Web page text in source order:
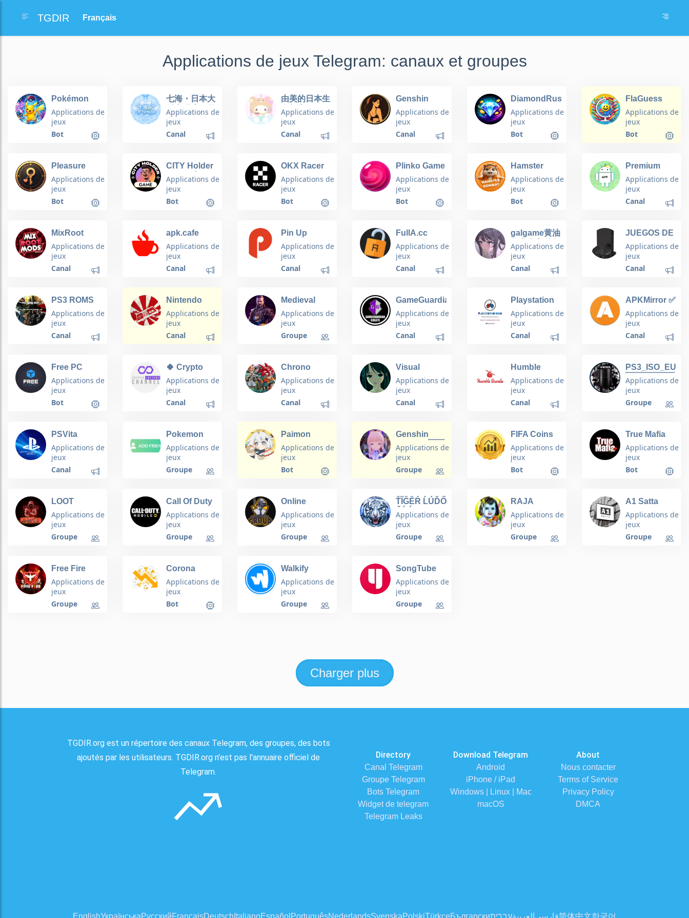
TGDIR
Applications de jeux Telegram: canaux et groupes
Pokémon
Raid Boss
Counter Bot
Applications de
jeux
Bot
七海・日本大
阪出張店｜外
送茶・泡泡
浴・上門服
務・女優
Applications de
jeux
Canal
由美的日本生
存報告
≽^•⩊•^≼
Applications de
jeux
Canal
Genshin
Impact Porn
Polska |
Polskie | Gry
Applications de
jeux
Canal
DiamondRush
Applications de
jeux
Bot
FlaGuess
Bot
Applications de
jeux
Bot
Pleasure
Quest 🗝️
Applications de
jeux
Bot
CITY Holder
Game 🏠
Applications de
jeux
Bot
OKX Racer
Applications de
jeux
Bot
Plinko Game
Online
Applications de
jeux
Bot
Hamster
Kombat
Applications de
jeux
Bot
Premium
App Mods
Applications de
jeux
Canal
MixRoot
Mods
Applications de
jeux
Canal
apk.cafe
Applications de
jeux
Canal
Pin Up
casino en
linea
Applications de
jeux
Canal
FullA.cc
Applications de
jeux
Canal
galgame黄油
分享中心(免
费黄油)
Applications de
jeux
Canal
JUEGOS DE
PS2 PARA
PS3 EN PKG
📦
Applications de
jeux
Canal
PS3 ROMS
CITY
Applications de
jeux
Canal
Nintendo
Gamers
Latino
Applications de
jeux
Canal
Medieval
Empires
Applications de
jeux
Groupe
GameGuardian
Cheats
Applications de
jeux
Canal
Playstation
India | Acc,
Games, Plus
Applications de
jeux
Canal
APKMirror ✅
Applications de
jeux
Canal
Free PC
Games Bot
Applications de
jeux
Bot
🍀 Crypto
Lottery
Channel 🍀
Applications de
jeux
Canal
Chrono
Trigger
Applications de
jeux
Canal
Visual
Novels in
English 🔞
Applications de
jeux
Canal
Humble
Bundle:
support
charity and
save on
ebooks,
software and
more
Applications de
jeux
Canal
🇪🇺🇪🇺🇪🇺
Applications de
jeux
Groupe
PSVita
ROMS -
VitaLovers-
Applications de
jeux
Canal
Pokemon
GO Friends
Applications de
jeux
Groupe
Paimon
Applications de
jeux
Bot
Genshin
Impact | 🇮🇩
Applications de
jeux
Groupe
FIFA Coins
Rate
Applications de
jeux
Bot
True Mafia
Applications de
jeux
Bot
LOOT
MARTS
Applications de
jeux
Groupe
Call Of Duty
Mobile
Applications de
jeux
Groupe
Online
Earning
Group
Applications de
jeux
Groupe
ŤĨĞĔŔ ĹÚĎŐ
ČĹÚß
Applications de
jeux
Groupe
RAJA
ONLINE
SATTA 10 Ka
1000
Applications de
jeux
Groupe
A1 Satta
Matka King
10 Ke 950
Applications de
jeux
Groupe
Free Fire
diamonds
Applications de
jeux
Groupe
Corona
Prediction
Game
Applications de
jeux
Bot
Walkify
App‍♂️
Applications de
jeux
Groupe
SongTube
Applications de
jeux
Groupe
Charger plus
TGDIR.org est un répertoire des canaux Telegram, des groupes, des bots
ajoutés par les utilisateurs. TGDIR.org n'est pas l'annuaire officiel de
Telegram.
Directory
Canal Telegram
Groupe Telegram
Bots Telegram
Widget de telegram
Telegram Leaks
Download Telegram
Android
iPhone / iPad
Windows | Linux | Mac
macOS
About
Nous contacter
Terms of Service
Privacy Policy
DMCA
EnglishУкраїнськаРусскийFrançaisDeutsch ItalianoEspañol PortuguêsNederlandsSvenskaPolskiTürkçeБългарскиעבריתالعربية فارسی简体中文한국어